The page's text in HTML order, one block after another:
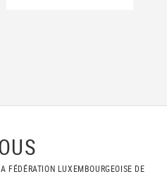
FÉDÉRATION LUXEMBOURGEOISE DE